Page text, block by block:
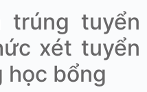
trúng tuyển
xét tuyển
học bổng